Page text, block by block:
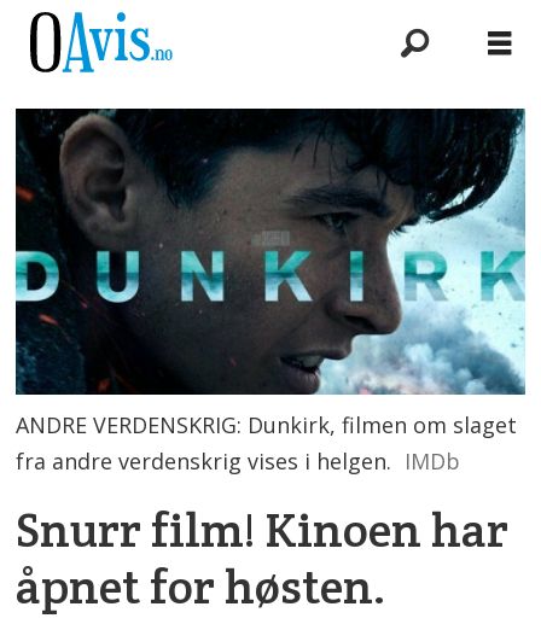
ANDRE VERDENSKRIG: Dunkirk, filmen om slaget
fra andre verdenskrig vises i helgen. IMDb
Snurr film! Kinoen har
åpnet for høsten.